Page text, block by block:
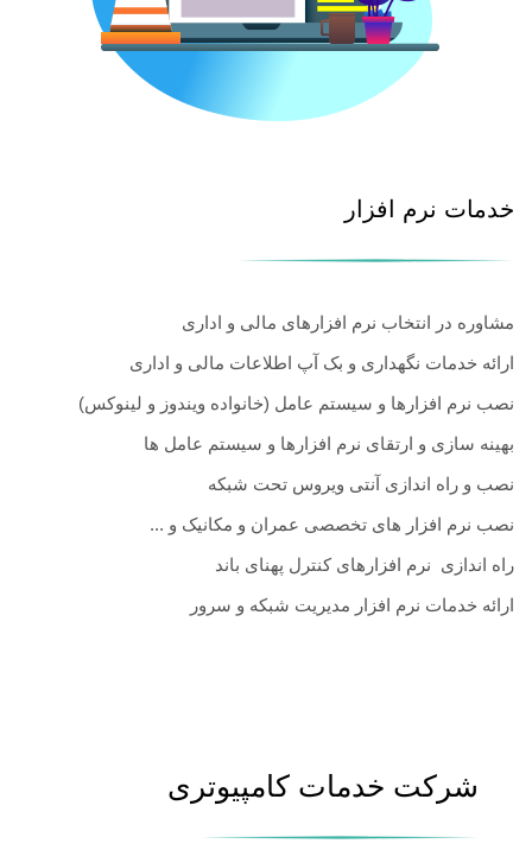
خدمات نرم افزار
مشاوره در انتخاب نرم افزارهای مالی و اداری
ارائه خدمات نگهداری و بک آپ اطلاعات مالی و اداری
نصب نرم افزارها و سیستم عامل (خانواده ویندوز و لینوکس)
بهینه سازی و ارتقای نرم افزارها و سیستم عامل ها
نصب و راه اندازی آنتی ویروس تحت شبکه
نصب نرم افزار های تخصصی عمران و مکانیک و ...
راه اندازی نرم افزارهای کنترل پهنای باند
ارائه خدمات نرم افزار مدیریت شبکه و سرور
شرکت خدمات کامپیوتری